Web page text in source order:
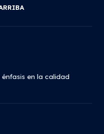
en la calidad